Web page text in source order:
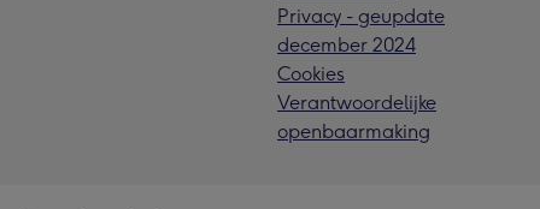
Privacy - geupdate
december 2024
Cookies
Verantwoordelijke
openbaarmaking